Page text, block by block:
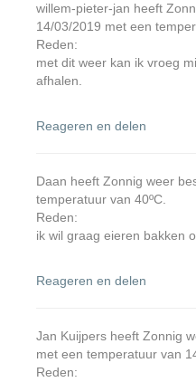
willem-pieter-jan heeft
14/03/2019 met een
Reden:
met dit weer kan ik vroeg
afhalen.
Reageren en delen
Daan heeft Zonnig weer
temperatuur van 40ºC.
Reden:
ik wil graag eieren bakken
Reageren en delen
Jan Kuijpers heeft Zonnig
met een temperatuur van
Reden: